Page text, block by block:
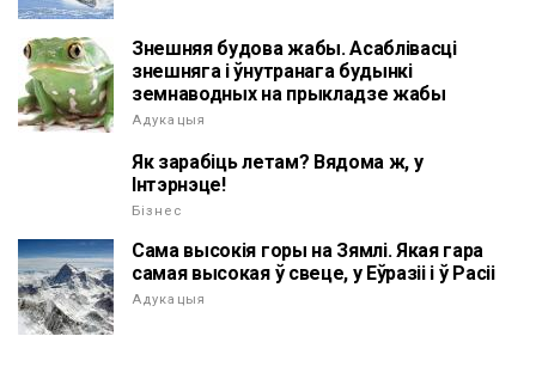
Знешняя будова жабы. Асаблівасці
знешняга і ўнутранага будынкі
земнаводных на прыкладзе жабы
Адукацыя
Як зарабіць летам? Вядома ж, у
Інтэрнэце!
Бізнес
Сама высокія горы на Зямлі. Якая гара
самая высокая ў свеце, у Еўразіі і ў Расіі
Адукацыя